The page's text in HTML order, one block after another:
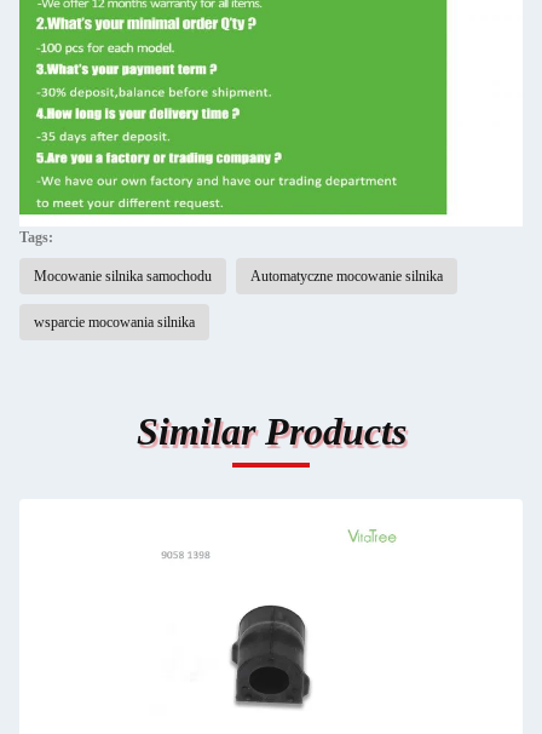
Tags:
Mocowanie silnika samochodu Automatyczne mocowanie silnika
wsparcie mocowania silnika
Similar Products